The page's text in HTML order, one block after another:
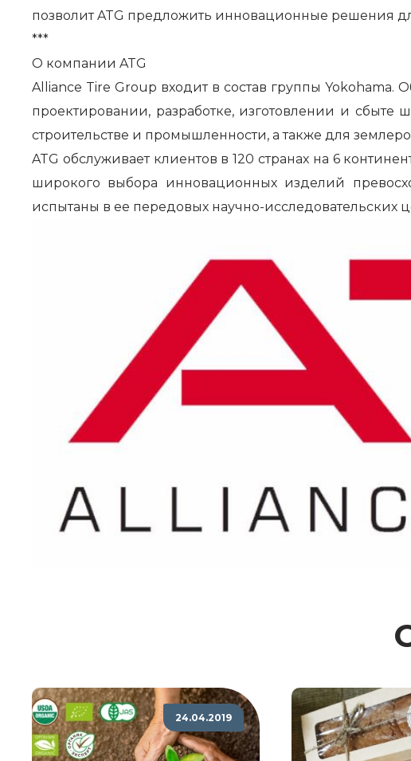
позволит ATG предложить инновационные решения
***
О компании ATG
Alliance Tire Group входит в состав группы Yokohama.
проектировании, разработке, изготовлении и сбыте
строительстве и промышленности, а также для
ATG обслуживает клиентов в 120 странах на 6
широкого выбора инновационных изделий
испытаны в ее передовых научно-исследовательских
24.04.2019